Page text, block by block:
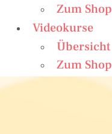
Zum Shop
Videokurse
Übersicht
Zum Shop